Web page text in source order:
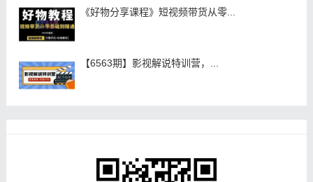
《好物分享课程》短视频带货从零...
【6563期】影视解说特训营，...